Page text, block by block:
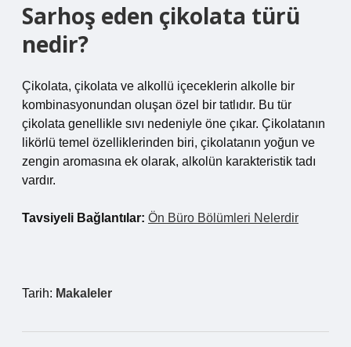
Sarhoş eden çikolata türü
nedir?
Çikolata, çikolata ve alkollü içeceklerin alkolle bir
kombinasyonundan oluşan özel bir tatlıdır. Bu tür
çikolata genellikle sıvı nedeniyle öne çıkar. Çikolatanın
likörlü temel özelliklerinden biri, çikolatanın yoğun ve
zengin aromasına ek olarak, alkolün karakteristik tadı
vardır.
Tavsiyeli Bağlantılar: Ön Büro Bölümleri Nelerdir
Tarih: Makaleler